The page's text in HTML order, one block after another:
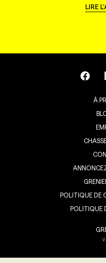
LIRE
À
POLITIQUE DE
POLITIQUE
V